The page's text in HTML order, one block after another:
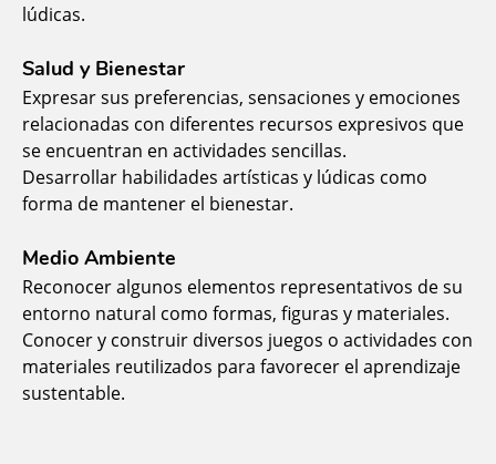
lúdicas.
Salud y Bienestar
Expresar sus preferencias, sensaciones y emociones
relacionadas con diferentes recursos expresivos que
se encuentran en actividades sencillas.
Desarrollar habilidades artísticas y lúdicas como
forma de mantener el bienestar.
Medio Ambiente
Reconocer algunos elementos representativos de su
entorno natural como formas, figuras y materiales.
Conocer y construir diversos juegos o actividades con
materiales reutilizados para favorecer el aprendizaje
sustentable.